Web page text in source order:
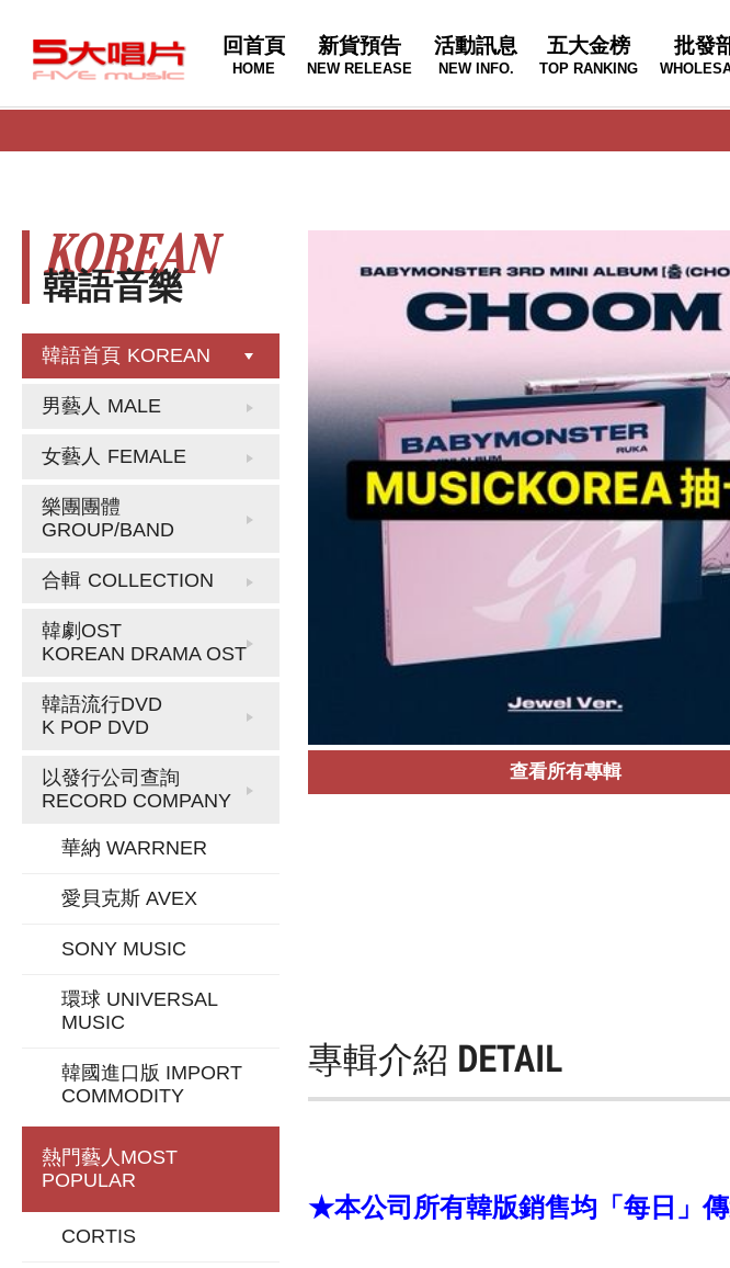
回首頁
HOME
新貨預告
NEW RELEASE
活動訊息
NEW INFO.
五大金榜
TOP RANKING
批發
韓語音樂
KOREAN
韓語首頁 KOREAN
男藝人 MALE
女藝人 FEMALE
樂團團體
GROUP/BAND
合輯 COLLECTION
韓劇OST
KOREAN DRAMA OST
韓語流行DVD
K POP DVD
以發行公司查詢
RECORD COMPANY
華納 WARRNER
愛貝克斯 AVEX
SONY MUSIC
環球 UNIVERSAL
MUSIC
韓國進口版 IMPORT
COMMODITY
熱門藝人 MOST
POPULAR
CORTIS
查看所有專輯
專輯介紹 DETAIL
★本公司所有韓版銷售均「每日」